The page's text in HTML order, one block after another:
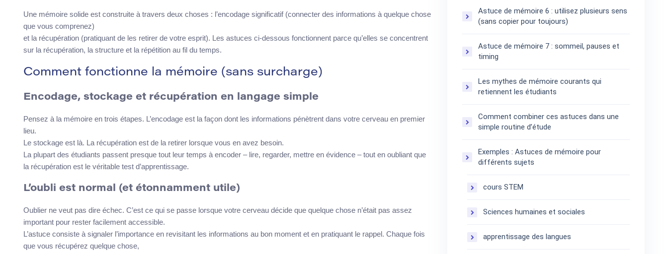
Une mémoire solide est construite à travers deux choses : l’encodage significatif (connecter des informations à quelque chose
que vous comprenez)
et la récupération (pratiquant de les retirer de votre esprit). Les astuces ci-dessous fonctionnent parce qu’elles se concentrent
sur la récupération, la structure et la répétition au fil du temps.
Comment fonctionne la mémoire (sans surcharge)
Encodage, stockage et récupération en langage simple
Pensez à la mémoire en trois étapes. L’encodage est la façon dont les informations pénètrent dans votre cerveau en premier
lieu.
Le stockage est là. La récupération est de la retirer lorsque vous en avez besoin.
La plupart des étudiants passent presque tout leur temps à encoder – lire, regarder, mettre en évidence – tout en oubliant que
la récupération est le véritable test d’apprentissage.
L’oubli est normal (et étonnamment utile)
Oublier ne veut pas dire échec. C’est ce qui se passe lorsque votre cerveau décide que quelque chose n’était pas assez
important pour rester facilement accessible.
L’astuce consiste à signaler l’importance en revisitant les informations au bon moment et en pratiquant le rappel. Chaque fois
que vous récupérez quelque chose,
Astuce de mémoire 6 : utilisez plusieurs sens
(sans copier pour toujours)
Astuce de mémoire 7 : sommeil, pauses et
timing
Les mythes de mémoire courants qui
retiennent les étudiants
Comment combiner ces astuces dans une
simple routine d’étude
Exemples : Astuces de mémoire pour
différents sujets
cours STEM
Sciences humaines et sociales
apprentissage des langues